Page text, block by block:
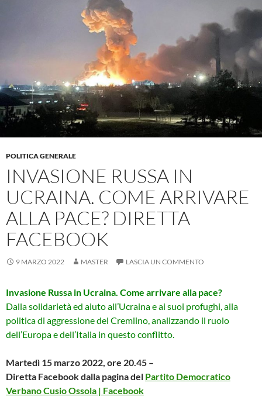
POLITICA GENERALE
INVASIONE RUSSA IN
UCRAINA. COME ARRIVARE
ALLA PACE? DIRETTA
FACEBOOK
9 MARZO 2022 MASTER LASCIA UN COMMENTO
Invasione Russa in Ucraina. Come arrivare alla pace?
Dalla solidarietà ed aiuto all’Ucraina e ai suoi profughi, alla
politica di aggressione del Cremlino, analizzando il ruolo
dell’Europa e dell’Italia in questo conflitto.
Martedì 15 marzo 2022, ore 20.45 –
Diretta Facebook dalla pagina del Partito Democratico
Verbano Cusio Ossola | Facebook